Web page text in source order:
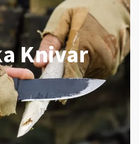
Knivar